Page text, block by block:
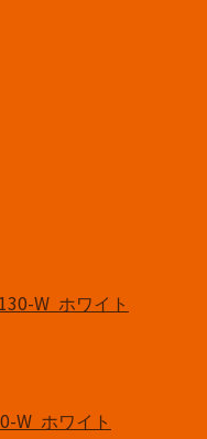
W ホワイト